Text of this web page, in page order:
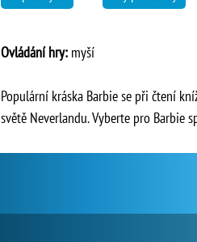
Ovládání hry: myší
Populární kráska Barbie se při čtení
světě Neverlandu. Vyberte pro Barbie